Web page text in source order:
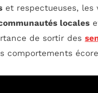
et respectueuses, les
locales
de sortir des